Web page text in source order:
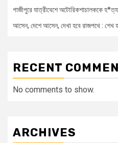
গাজীপুরে যাত্রীবেশে অটোরিকশাচালককে
আসেন, দেশে আসেন, দেখা হবে রাজপথে : শেখ
RECENT
No comments to show.
ARCHIVES